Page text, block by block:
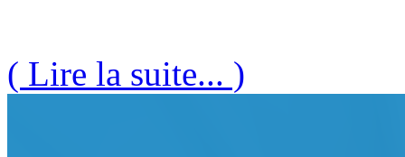
( Lire la suite... )